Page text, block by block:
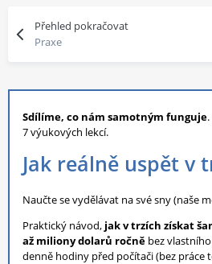
Přehled pokračovat
Praxe
Sdílíme, co nám samotným funguje.
7 výukových lekcí.
Jak reálně uspět v
Naučte se vydělávat na své sny (naše
Praktický návod, jak v trzích získat
až miliony dolarů ročně bez
denně hodiny před počítači (bez práce